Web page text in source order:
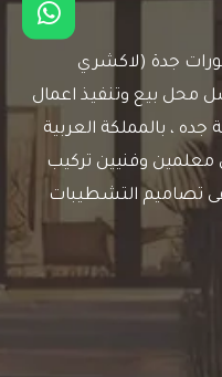
جدة (لاكشري
محل بيع وتنفيذ اعمال
جده ، بالمملكة العربية
معلمين وفنيين تركيب
تصاميم التشطيبات